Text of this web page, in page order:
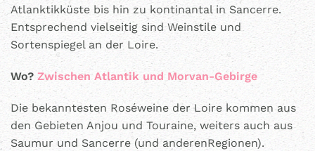
Atlanktikküste bis hin zu kontinantal in Sancerre.
Entsprechend vielseitig sind Weinstile und
Sortenspiegel an der Loire.
Wo? Zwischen Atlantik und Morvan-Gebirge
Die bekanntesten Roséweine der Loire kommen aus
den Gebieten Anjou und Touraine, weiters auch aus
Saumur und Sancerre (und anderenRegionen).